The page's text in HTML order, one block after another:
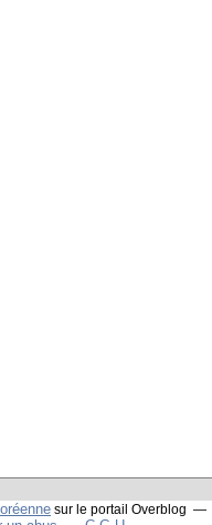
sur le portail Overblog